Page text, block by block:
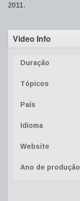
2011.
Video Info
Duração
Tópicos
País
Idioma
Website
Ano de produção